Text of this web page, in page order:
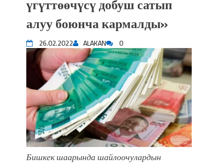
впечатляющим шоу музыкальных
фонтанов в Royal Central Park
Аида САЛЯНОВА: "Кыргыз шахмат
союзунун президенти болуп
шайланышым сыймык жана чоң
жоопкерчилик!"
Садыр ЖАПАРОВ: “Айтматовдой
адабият алпы чыгыш үчүн, улуу көч
уланышы үчүн журнал сөзсүз керек!”
“Китепкана түнγ-2026”: Психолог
Мээрим Мураталиева менен
жолугушууга келиңиз! (Дарек. Видео)
Латын арибиндеги “Чабуул”... “Ала-
Тоо” журналынын тарыхы жана
үгүттөөчүсү добуш сатып
алуу боюнча кармалды»
26.02.2022 ALAKAN 0
Бишкек шаарында шайлоочулардын